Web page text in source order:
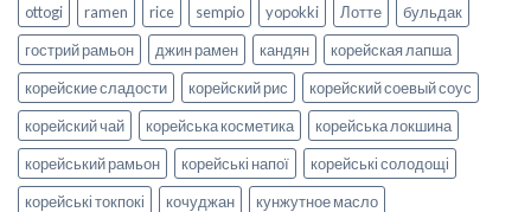
ottogi
ramen rice sempio yopokki Лотте
бульдак
гострий рамьон
джин рамен кандян
корейская лапша
корейские сладости
корейский рис
корейский соевый соус
корейский чай
корейська косметика
корейська локшина
корейський рамьон
корейські напої
корейські солодощі
корейські токпокі
кочуджан
кунжутное масло